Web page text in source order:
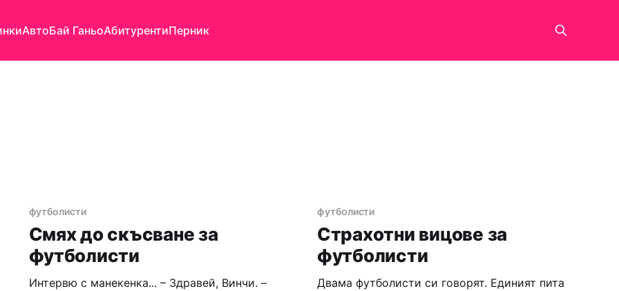
АвтоБай ГаньоАбитурентиПерник
футболисти
Смях до скъсване за
футболисти
Интервю с манекенка... – Здравей, Винчи. –
футболисти
Страхотни вицове за
футболисти
Двама футболисти си говорят. Единият пита